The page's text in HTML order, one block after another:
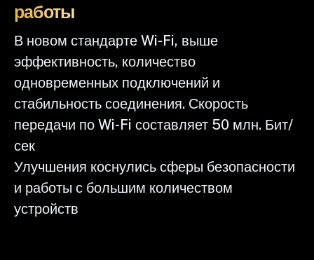
работы
В новом стандарте Wi-Fi, выше
эффективность, количество
одновременных подключений и
стабильность соединения. Скорость
передачи по Wi-Fi составляет 50 млн. Бит/
сек
Улучшения коснулись сферы безопасности
и работы с большим количеством
устройств